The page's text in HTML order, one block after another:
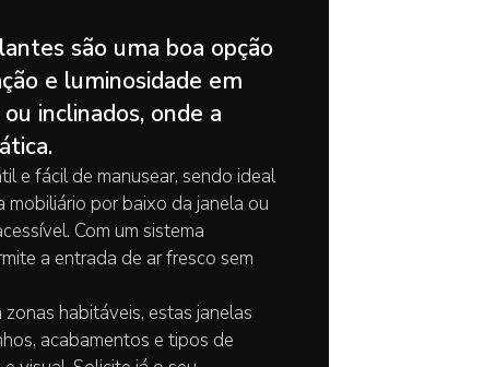
são uma boa opção
e luminosidade em
inclinados, onde a
e fácil de manusear, sendo ideal
mobiliário por baixo da janela ou
Com um sistema
a entrada de ar fresco sem
habitáveis, estas janelas
acabamentos e tipos de